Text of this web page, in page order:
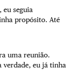
eu seguia
propósito. Até
uma reunião.
verdade, eu já tinha